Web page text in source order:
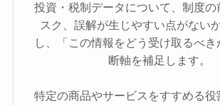
投資・税制データについて、制度の
スク、誤解が生じやすい点がない
し、「この情報をどう受け取るべ
断軸を補足します。
特定の商品やサービスをすすめる役